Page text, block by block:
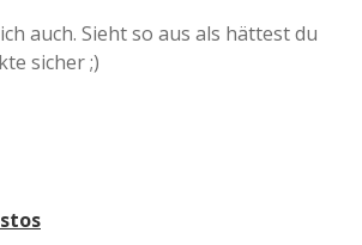
auch. Sieht so aus als hättest du
sicher ;)